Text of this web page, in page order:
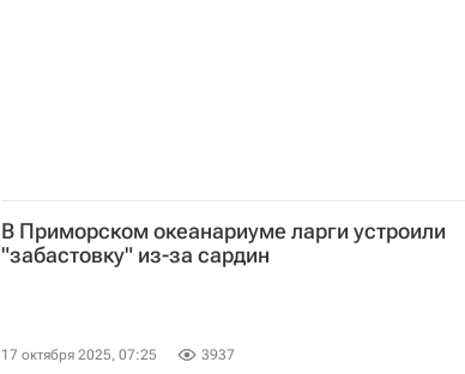
В Приморском океанариуме ларги устроили
"забастовку" из-за сардин
17 октября 2025, 07:25 3937